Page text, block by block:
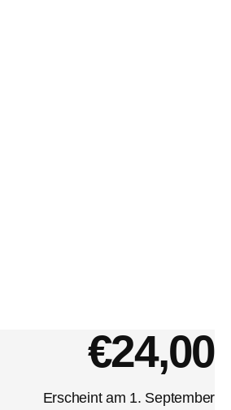
€24,00
Erscheint am 1. September